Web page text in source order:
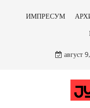
ИМПРЕСУМ
август